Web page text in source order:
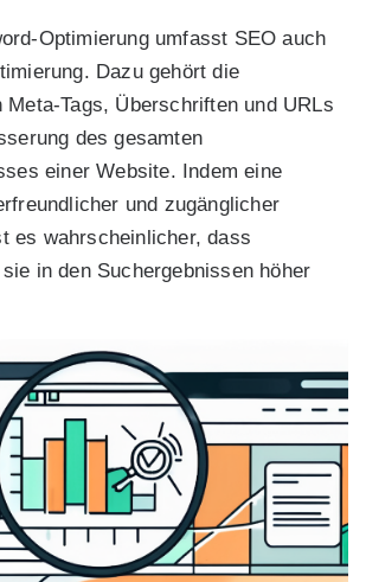
Optimierung umfasst SEO auch
Dazu gehört die
Meta-Tags, Überschriften und URLs
des gesamten
einer Website. Indem eine
und zugänglicher
es wahrscheinlicher, dass
in den Suchergebnissen höher